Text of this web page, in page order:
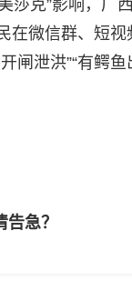
莎克”影响，广
在微信群、短视
闸泄洪”“有鳄鱼
急？